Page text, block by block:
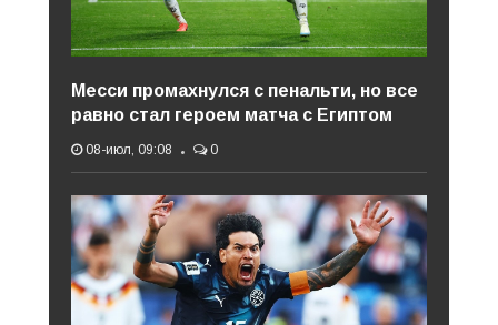
Месси промахнулся с пенальти, но все
равно стал героем матча с Египтом
08-июл, 09:08 0